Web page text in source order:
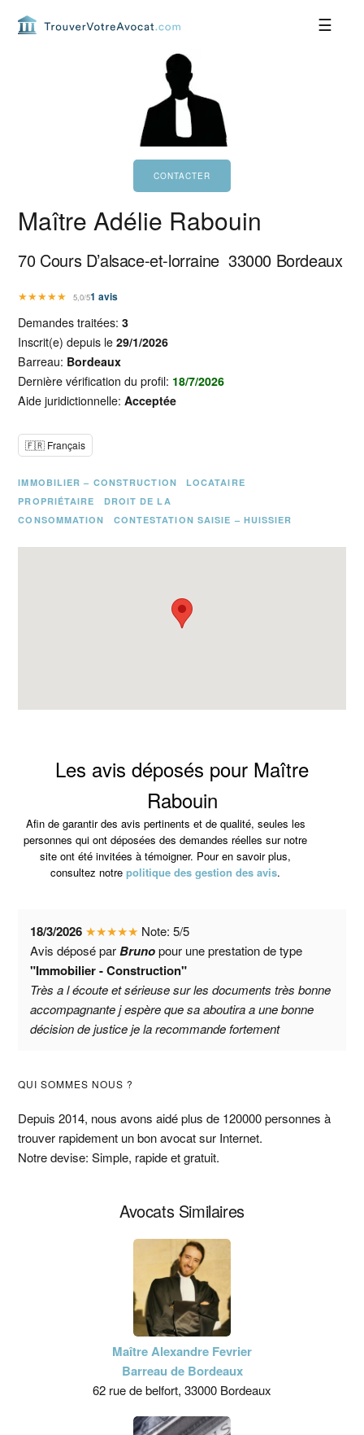
Maître Adélie Rabouin
70 Cours D’alsace-et-lorraine 33000 Bordeaux
★★★★★ 5,0/51 avis
Demandes traitées:3
Inscrit(e) depuis le29/1/2026
Barreau: Bordeaux
Dernière vérification du profil: 18/7/2026
Aide juridictionnelle:Acceptée
🇫🇷 Français
IMMOBILIER – CONSTRUCTION
LOCATAIRE
PROPRIÉTAIRE
DROIT DE LA
CONSOMMATION
CONTESTATION SAISIE – HUISSIER
Les avis déposés pour Maître
Rabouin
Afin de garantir des avis pertinents et de qualité, seules les
personnes qui ont déposées des demandes réelles sur notre
site ont été invitées à témoigner. Pour en savoir plus,
consultez notrepolitique des gestion des avis.
18/3/2026 ★★★★★ Note:5/5
Avis déposé par Brunopour une prestation de type
"Immobilier - Construction"
Très a l écoute et sérieuse sur les documents très bonne
accompagnante j espère que sa aboutira a une bonne
décision de justice je la recommande fortement
Barre
latérale
principale
QUI SOMMES NOUS ?
Depuis 2014, nous avons aidé plus de 120000 personnes à
trouver rapidement un bon avocat sur Internet.
Notre devise: Simple, rapide et gratuit.
Avocats Similaires
Maître Alexandre Fevrier
Barreau de Bordeaux
62 rue de belfort, 33000 Bordeaux